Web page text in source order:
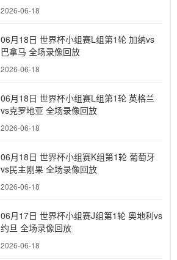
2026-06-18
06月18日 世界杯小组赛L组第1轮 加纳vs
巴拿马 全场录像回放
2026-06-18
06月18日 世界杯小组赛L组第1轮 英格兰
vs克罗地亚 全场录像回放
2026-06-18
06月18日 世界杯小组赛K组第1轮 葡萄牙
vs民主刚果 全场录像回放
2026-06-18
06月17日 世界杯小组赛J组第1轮 奥地利vs
约旦 全场录像回放
2026-06-18